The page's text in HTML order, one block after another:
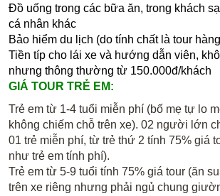
Đồ uống trong các bữa ăn, trong khách
cá nhân khác
Bảo hiểm du lịch (do tính chất là tour
Tiền típ cho lái xe và hướng dẫn viên,
nhưng thông thường từ 150.000đ/khách
GIÁ TOUR TRẺ EM:
Trẻ em từ 1-4 tuổi miễn phí (bố mẹ tự lo
không chiếm chỗ trên xe). 02 người lớn
01 trẻ miễn phí, từ trẻ thứ 2 tính 75% giá
như trẻ em tính phí).
Trẻ em từ 5-9 tuổi tính 75% giá tour (ăn
trên xe riêng nhưng phải ngủ chung